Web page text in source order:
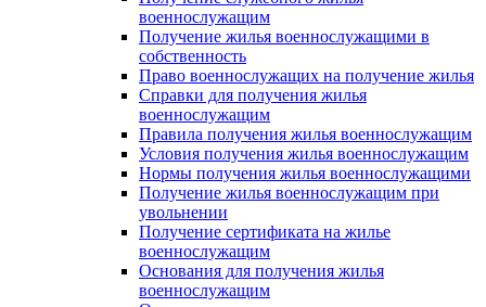
военнослужащим
Получение жилья военнослужащими в
собственность
Право военнослужащих на получение жилья
Справки для получения жилья
военнослужащим
Правила получения жилья военнослужащим
Условия получения жилья военнослужащим
Нормы получения жилья военнослужащими
Получение жилья военнослужащим при
увольнении
Получение сертификата на жилье
военнослужащим
Основания для получения жилья
военнослужащим